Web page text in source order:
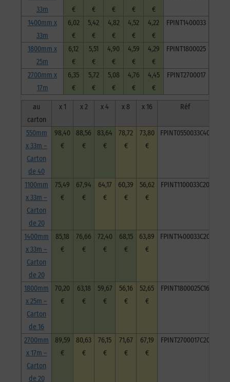
33m
€
€
€
€
€
1400mm x
33m
6,02
€
5,42
€
4,82
€
4,52
€
4,22
€
FPINT1400033
1800mm x
25m
6,12
€
5,51
€
4,90
€
4,59
€
4,29
€
FPINT1800025
2700mm x
17m
6,35
€
5,72
€
5,08
€
4,76
€
4,45
€
FPINT2700017
au
carton
x 1 x 2 x 4 x 8 x 16 Réf
550mm
x 33m –
Carton
de 40
98,40
€
88,56
€
83,64
€
78,72
€
73,80
€
FPINT0550033C40
1100mm
x 33m –
Carton
de 20
75,49
€
67,94
€
64,17
€
60,39
€
56,62
€
FPINT1100033C20
1400mm
x 33m –
Carton
de 20
85,18
€
76,66
€
72,40
€
68,15
€
63,89
€
FPINT1400033C20
1800mm
x 25m –
Carton
de 16
70,20
€
63,18
€
59,67
€
56,16
€
52,65
€
FPINT1800025C16
2700mm
x 17m –
Carton
de 20
89,59
€
80,63
€
76,15
€
71,67
€
67,19
€
FPINT2700017C20